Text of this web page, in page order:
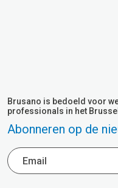
Brusano is bedoeld voor
professionals in het
Abonneren op de